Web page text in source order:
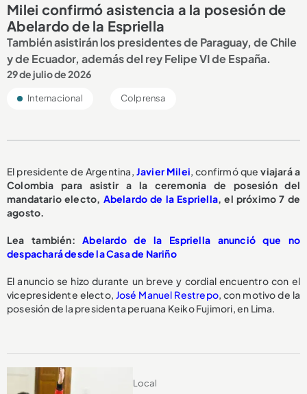
Milei confirmó asistencia a la posesión de
Abelardo de la Espriella
También asistirán los presidentes de Paraguay, de Chile
y de Ecuador, además del rey Felipe VI de España.
29 de julio de 2026
Internacional Colprensa
El presidente de Argentina, Javier Milei, confirmó queviajará a
Colombia para asistir a la ceremonia de posesión del
mandatario electo, Abelardo de la Espriella, el próximo 7 de
agosto.
Lea también:Abelardo de la Espriella anunció que no
despachará desde la Casa de Nariño
El anuncio se hizo durante un breve y cordial encuentro con el
vicepresidente electo, José Manuel Restrepo, con motivo de la
posesión de la presidenta peruana Keiko Fujimori, en Lima.
Local